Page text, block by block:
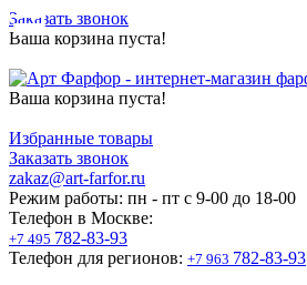
Заказать звонок
Ваша корзина пуста!
Ваша корзина пуста!
Избранные товары
Заказать звонок
zakaz@art-farfor.ru
Режим работы: пн - пт c 9-00 до 18-00
Телефон в Москве:
+7 495 782-83-93
Телефон для регионов: +7 963 782-83-93